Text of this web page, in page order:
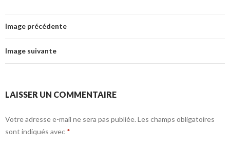
Image précédente
Image suivante
LAISSER UN COMMENTAIRE
Votre adresse e-mail ne sera pas publiée. Les champs obligatoires
sont indiqués avec *